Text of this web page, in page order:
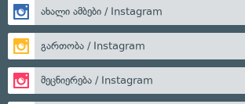
ახალი ამბები / Instagram
გართობა / Instagram
მეცნიერება / Instagram